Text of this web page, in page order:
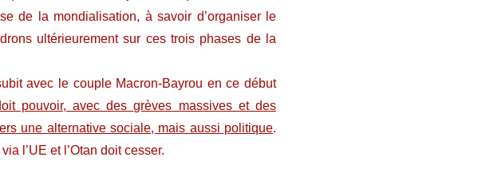
de la mondialisation, à savoir d’organiser le
ultérieurement sur ces trois phases de la
avec le couple Macron-Bayrou en ce début
pouvoir, avec des grèves massives et des
une alternative sociale, mais aussi politique.
l’UE et l’Otan doit cesser.